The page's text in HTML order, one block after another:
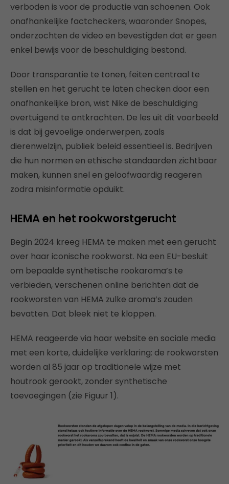
verboden is voor de productie van schoenen. Ook
onafhankelijke factcheckers, waaronder Snopes,
onderzochten de video en bevestigden dat er geen
enkel bewijs voor de beschuldiging bestond.
Door transparantie te tonen, feiten centraal te
stellen en het gerucht te laten checken door een
onafhankelijke bron, wist Nike de beschuldiging
overtuigend te ontkrachten. De les uit dit voorbeeld
is dat bij gevoelige onderwerpen, zoals
dierenwelzijn, publiek beleid essentieel is. Bedrijven
die hun normen en ethische standaarden zichtbaar
maken, kunnen snel en geloofwaardig reageren
zodra misinformatie opduikt.
HEMA en het rookworstgerucht
Begin 2024 kreeg HEMA te maken met een gerucht
over haar iconische rookworst. Na een EU-besluit
om bepaalde synthetische rookaroma’s te
verbieden, verschenen online berichten dat de
rookworsten van HEMA zulke aroma’s zouden
bevatten. Dat bleek niet te kloppen.
HEMA reageerde via haar website en sociale media
met een korte, duidelijke verklaring: de rookworsten
worden al 85 jaar op traditionele wijze met
houtrook gerookt, zonder synthetische
toevoegingen (zie Figuur 1).